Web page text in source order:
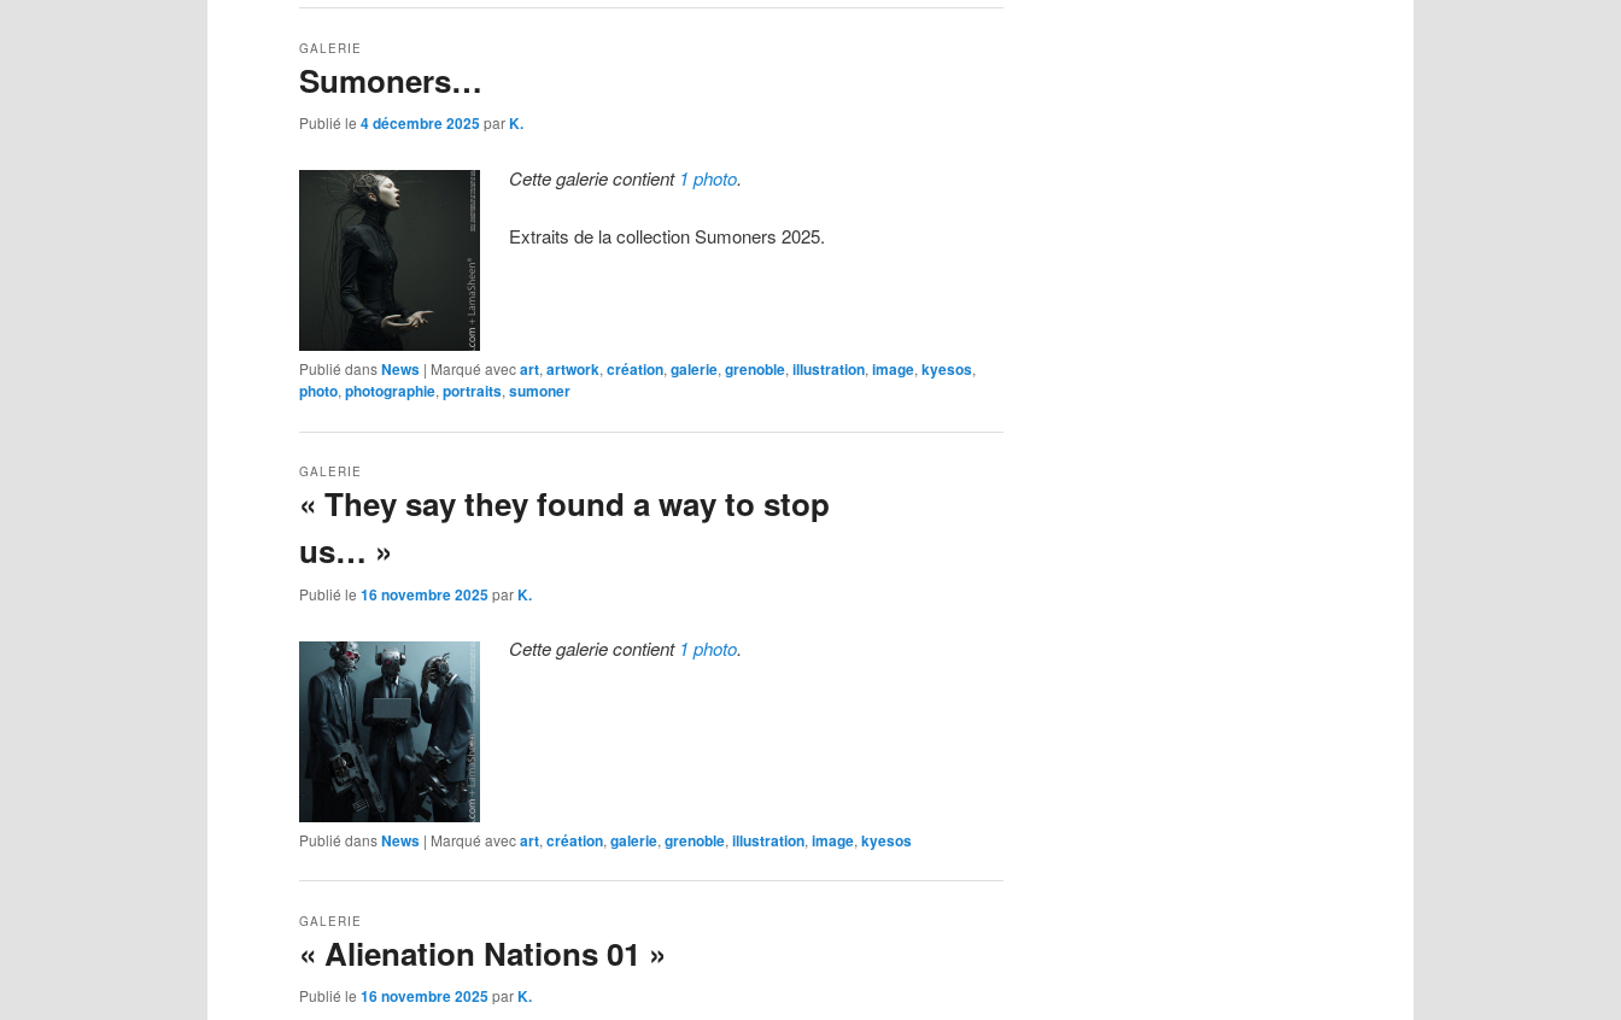
Sumoners…
GALERIE
Publié le 4 décembre 2025parK.
Cette galerie contient 1 photo.
Extraits de la collection Sumoners 2025.
Publié dansNews | Marqué avecart, artwork, création, galerie, grenoble, illustration, image, kyesos,
photo, photographie, portraits, sumoner
« They say they found a way to stop
us… »
GALERIE
Publié le 16 novembre 2025parK.
Cette galerie contient 1 photo.
Publié dansNews | Marqué avecart, création, galerie, grenoble, illustration, image, kyesos
« Alienation Nations 01 »
GALERIE
Publié le 16 novembre 2025parK.